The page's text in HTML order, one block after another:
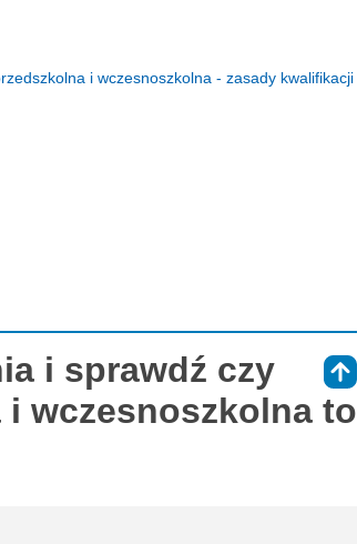
i wczesnoszkolna - zasady kwalifikacji
i sprawdź czy
wczesnoszkolna to